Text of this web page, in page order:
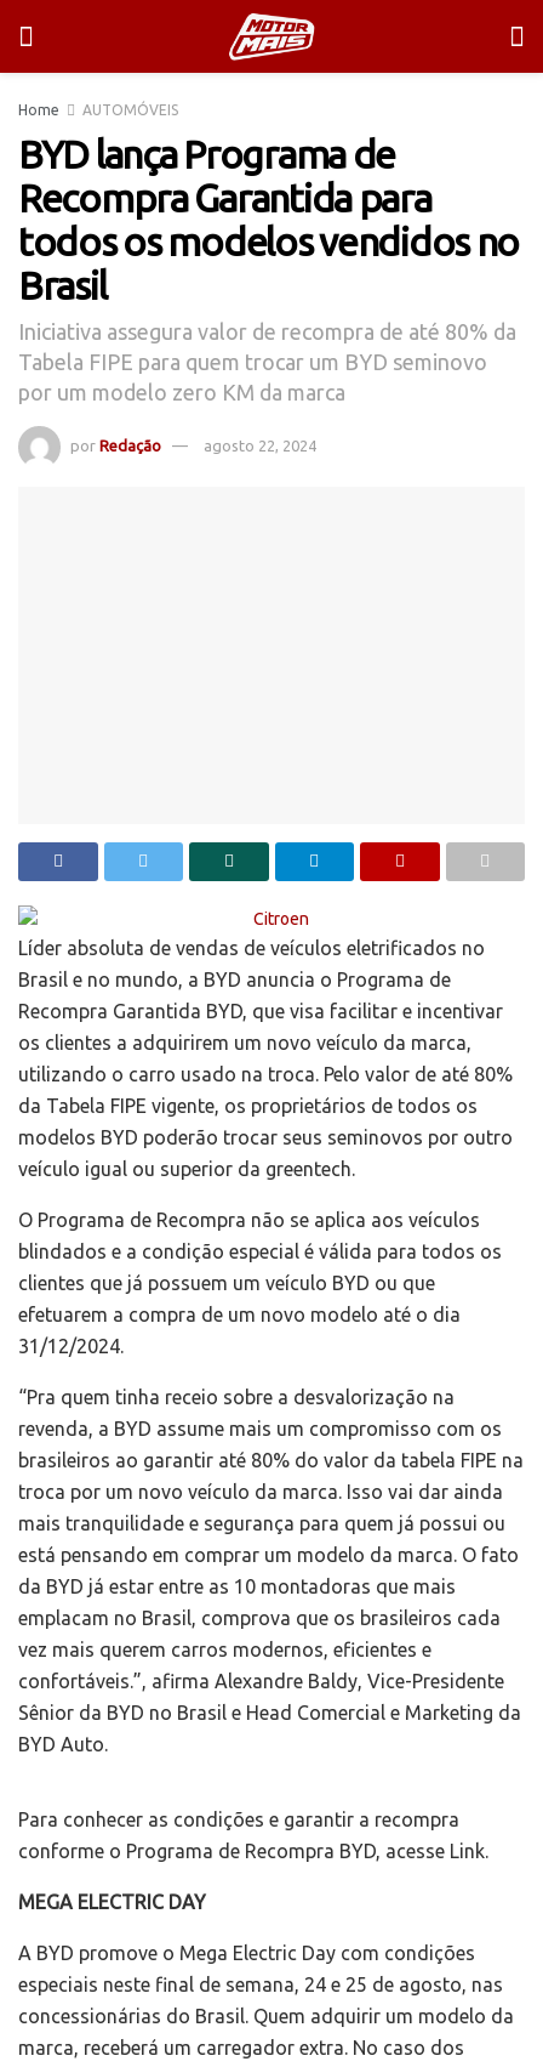
Home AUTOMÓVEIS
BYD lança Programa de
Recompra Garantida para
todos os modelos vendidos no
Brasil
Iniciativa assegura valor de recompra de até 80% da
Tabela FIPE para quem trocar um BYD seminovo
por um modelo zero KM da marca
por Redação agosto 22, 2024
Líder absoluta de vendas de veículos eletrificados no
Brasil e no mundo, a BYD anuncia o Programa de
Recompra Garantida BYD, que visa facilitar e incentivar
os clientes a adquirirem um novo veículo da marca,
utilizando o carro usado na troca. Pelo valor de até 80%
da Tabela FIPE vigente, os proprietários de todos os
modelos BYD poderão trocar seus seminovos por outro
veículo igual ou superior da greentech.
O Programa de Recompra não se aplica aos veículos
blindados e a condição especial é válida para todos os
clientes que já possuem um veículo BYD ou que
efetuarem a compra de um novo modelo até o dia
31/12/2024.
“Pra quem tinha receio sobre a desvalorização na
revenda, a BYD assume mais um compromisso com os
brasileiros ao garantir até 80% do valor da tabela FIPE na
troca por um novo veículo da marca. Isso vai dar ainda
mais tranquilidade e segurança para quem já possui ou
está pensando em comprar um modelo da marca. O fato
da BYD já estar entre as 10 montadoras que mais
emplacam no Brasil, comprova que os brasileiros cada
vez mais querem carros modernos, eficientes e
confortáveis.”, afirma Alexandre Baldy, Vice-Presidente
Sênior da BYD no Brasil e Head Comercial e Marketing da
BYD Auto.
Para conhecer as condições e garantir a recompra
conforme o Programa de Recompra BYD, acesse Link.
MEGA ELECTRIC DAY
A BYD promove o Mega Electric Day com condições
especiais neste final de semana, 24 e 25 de agosto, nas
concessionárias do Brasil. Quem adquirir um modelo da
marca, receberá um carregador extra. No caso dos